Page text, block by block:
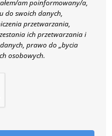
am poinformowany/a,
do swoich danych,
przetwarzania,
ich przetwarzania i
prawo do „bycia
osobowych.